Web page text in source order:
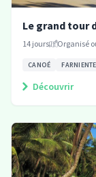
Le grand tour
14 jours Organisé
CANOÉ
Découvrir